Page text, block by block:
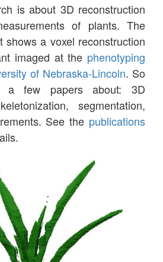
is about 3D reconstruction
of plants. The
shows a voxel reconstruction
imaged at the phenotyping
of Nebraska-Lincoln. So
a few papers about: 3D
segmentation,
See the publications